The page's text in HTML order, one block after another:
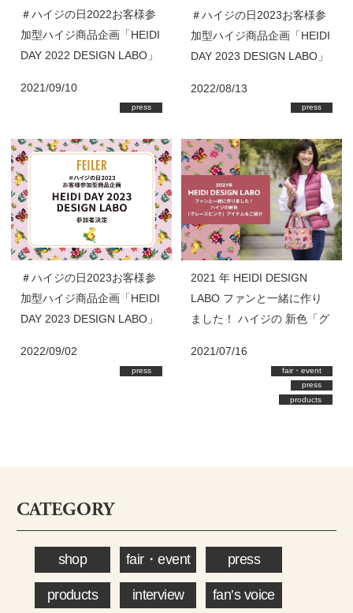
＃ハイジの日2022お客様参
加型ハイジ商品企画「HEIDI
DAY 2022 DESIGN LABO」
2021/09/10
press
＃ハイジの日2023お客様参
加型ハイジ商品企画「HEIDI
DAY 2023 DESIGN LABO」
2022/08/13
press
＃ハイジの日2023お客様参
加型ハイジ商品企画「HEIDI
DAY 2023 DESIGN LABO」
2022/09/02
press
2021 年 HEIDI DESIGN
LABO ファンと一緒に作り
ました！ ハイジの 新色「グ
2021/07/16
fair・event
press
products
CATEGORY
shop fair・event press
products interview fan’s voice